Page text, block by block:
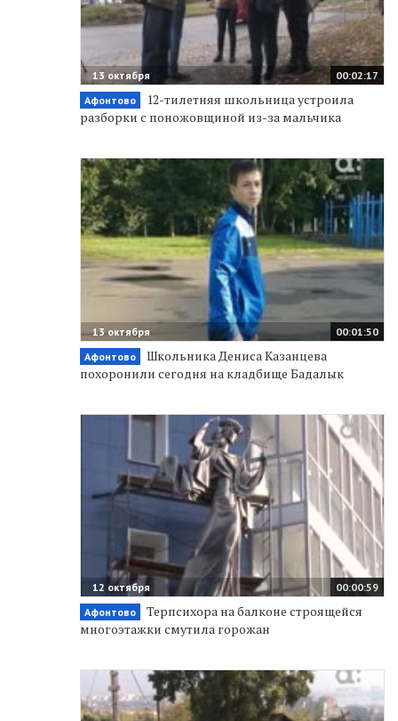
00:02:17
13 октября
Афонтово
12-тилетняя школьница устроила
разборки с поножовщиной из-за мальчика
00:01:50
13 октября
Афонтово
Школьника Дениса Казанцева
похоронили сегодня на кладбище Бадалык
00:00:59
12 октября
Афонтово
Терпсихора на балконе строящейся
многоэтажки смутила горожан